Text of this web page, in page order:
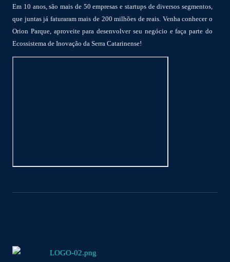
Em 10 anos, são mais de 50 empresas e startups de diversos segmentos,
que juntas já faturaram mais de 200 milhões de reais. Venha conhecer o
Orion Parque, aproveite para desenvolver seu negócio e faça parte do
Ecossistema de Inovação da Serra Catarinense!